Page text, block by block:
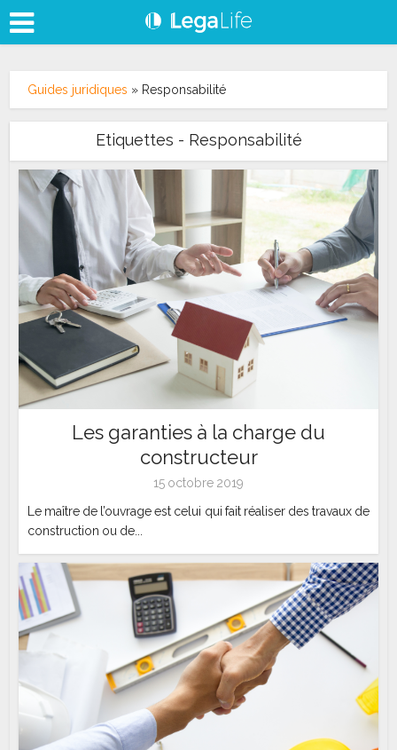
Guides juridiques » Responsabilité
Etiquettes - Responsabilité
Les garanties à la charge du
constructeur
15 octobre 2019
Le maître de l’ouvrage est celui qui fait réaliser des travaux de
construction ou de...